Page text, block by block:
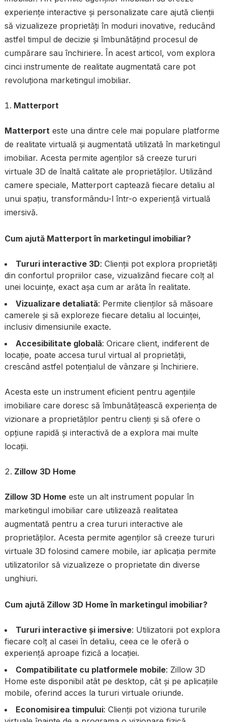
experiențe interactive și personalizate care ajută clienții
să vizualizeze proprietăți în moduri inovative, reducând
astfel timpul de decizie și îmbunătățind procesul de
cumpărare sau închiriere. În acest articol, vom explora
cinci instrumente de realitate augmentată care pot
revoluționa marketingul imobiliar.
Matterport
Matterport este una dintre cele mai populare platforme
de realitate virtuală și augmentată utilizată în marketingul
imobiliar. Acesta permite agenților să creeze tururi
virtuale 3D de înaltă calitate ale proprietăților. Utilizând
camere speciale, Matterport captează fiecare detaliu al
unui spațiu, transformându-l într-o experiență virtuală
imersivă.
Cum ajută Matterport în marketingul imobiliar?
Tururi interactive 3D: Clienții pot explora proprietăți
din confortul propriilor case, vizualizând fiecare colț al
unei locuințe, exact așa cum ar arăta în realitate.
Vizualizare detaliată: Permite clienților să măsoare
camerele și să exploreze fiecare detaliu al locuinței,
inclusiv dimensiunile exacte.
Accesibilitate globală: Oricare client, indiferent de
locație, poate accesa turul virtual al proprietății,
crescând astfel potențialul de vânzare și închiriere.
Acesta este un instrument eficient pentru agențiile
imobiliare care doresc să îmbunătățească experiența de
vizionare a proprietăților pentru clienți și să ofere o
opțiune rapidă și interactivă de a explora mai multe
locații.
Zillow 3D Home
Zillow 3D Homeeste un alt instrument popular în
marketingul imobiliar care utilizează realitatea
augmentată pentru a crea tururi interactive ale
proprietăților. Acesta permite agenților să creeze tururi
virtuale 3D folosind camere mobile, iar aplicația permite
utilizatorilor să vizualizeze o proprietate din diverse
unghiuri.
Cum ajută Zillow 3D Home în marketingul imobiliar?
Tururi interactive și imersive: Utilizatorii pot explora
fiecare colț al casei în detaliu, ceea ce le oferă o
experiență aproape fizică a locației.
Compatibilitate cu platformele mobile: Zillow 3D
Home este disponibil atât pe desktop, cât și pe aplicațiile
mobile, oferind acces la tururi virtuale oriunde.
Economisirea timpului: Clienții pot viziona tururile